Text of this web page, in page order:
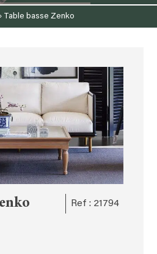
Table basse Zenko
Ref : 21794